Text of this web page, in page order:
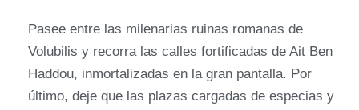
Pasee entre las milenarias ruinas romanas de
Volubilis y recorra las calles fortificadas de Ait Ben
Haddou, inmortalizadas en la gran pantalla. Por
último, deje que las plazas cargadas de especias y